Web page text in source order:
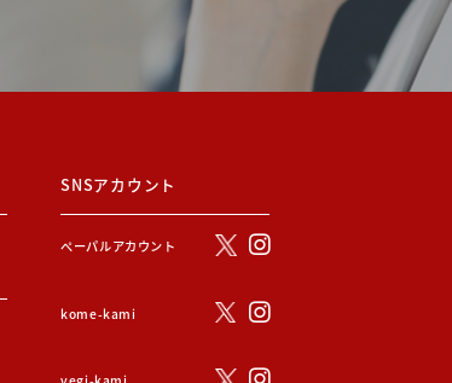
SNSアカウント
ぺーパルアカウント
kome-kami